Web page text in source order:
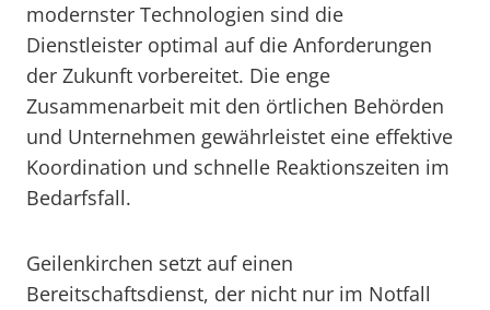
modernster Technologien sind die
Dienstleister optimal auf die Anforderungen
der Zukunft vorbereitet. Die enge
Zusammenarbeit mit den örtlichen Behörden
und Unternehmen gewährleistet eine effektive
Koordination und schnelle Reaktionszeiten im
Bedarfsfall.
Geilenkirchen setzt auf einen
Bereitschaftsdienst, der nicht nur im Notfall